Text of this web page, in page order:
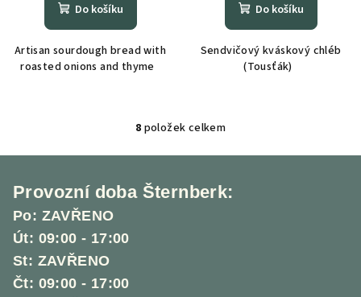
Do košíku
Artisan sourdough bread with
roasted onions and thyme
Do košíku
Sendvičový kváskový chléb
(Tousťák)
O
v
á
8 položek celkem
Provozní doba Šternberk:
Po: ZAVŘENO
Út: 09:00 - 17:00
St: ZAVŘENO
Čt: 09:00 - 17:00